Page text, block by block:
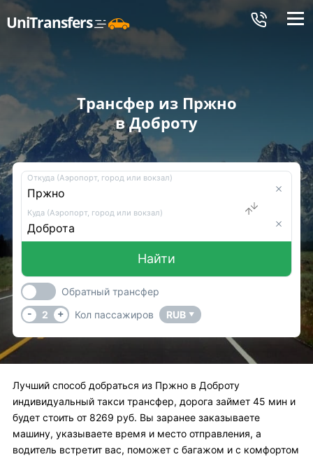
UniTransfers Меню
Трансфер из Пржно
в Доброту
Откуда (Аэропорт, город или вокзал)
Куда (Аэропорт, город или вокзал)
Найти
Обратный трансфер
-
2 + Кол пассажиров RUB ▼
Лучший способ добраться из Пржно в Доброту
индивидуальный такси трансфер, дорога займет 45 мин и
будет стоить от 8269 руб. Вы заранее заказываете
машину, указываете время и место отправления, а
водитель встретит вас, поможет с багажом и с комфортом